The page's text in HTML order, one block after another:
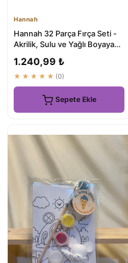
Hannah
Hannah 32 Parça Fırça Seti -
Akrilik, Sulu ve Yağlı Boyaya
1.240,99 ₺
★★★★★ (0)
Sepete Ekle